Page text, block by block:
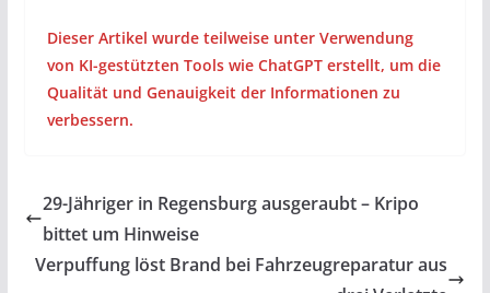
Dieser Artikel wurde teilweise unter Verwendung
von KI-gestützten Tools wie ChatGPT erstellt, um die
Qualität und Genauigkeit der Informationen zu
verbessern.
29-Jähriger in Regensburg ausgeraubt – Kripo
bittet um Hinweise
Verpuffung löst Brand bei Fahrzeugreparatur aus